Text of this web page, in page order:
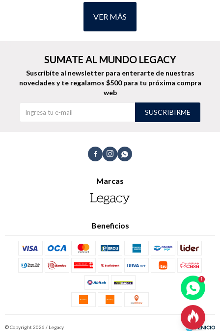
VER MÁS
  
Marcas
Beneficios
SUMATE AL MUNDO LEGACY
Suscribíte al newsletter para enterarte de nuestras
novedades y te regalamos $500 para tu próxima compra
web
SUSCRIBIRME
© Copyright 2026 / Legacy
